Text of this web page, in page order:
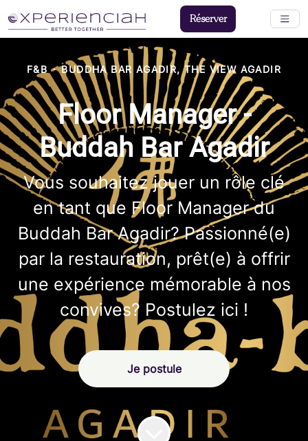
F&B · BUDDHA BAR AGADIR, THE VIEW AGADIR
Floor Manager -
Buddah Bar Agadir
Vous souhaitez jouer un rôle clé
en tant que Floor Manager du
Buddah Bar Agadir? Passionné(e)
par la restauration, prêt(e) à offrir
une expérience mémorable à nos
convives? Postulez ici !
Je postule
Réserver